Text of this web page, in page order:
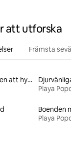
att utforska
Främsta
Boenden vid stranden att hyra
Playa
Boenden
Playa